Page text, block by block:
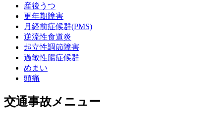
産後うつ
更年期障害
月経前症候群(PMS)
逆流性食道炎
起立性調節障害
過敏性腸症候群
めまい
頭痛
交通事故メニュー